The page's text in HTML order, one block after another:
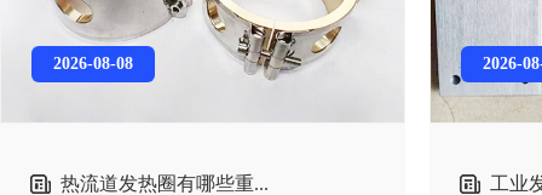
2026-08-08
热流道发热圈有哪些重...
2026-
工业